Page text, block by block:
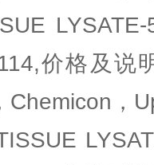
价格及说
Chemicon，